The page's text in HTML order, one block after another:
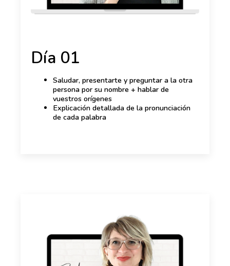
Día 01
Saludar, presentarte y preguntar a la otra
persona por su nombre + hablar de
vuestros orígenes
Explicación detallada de la pronunciación
de cada palabra